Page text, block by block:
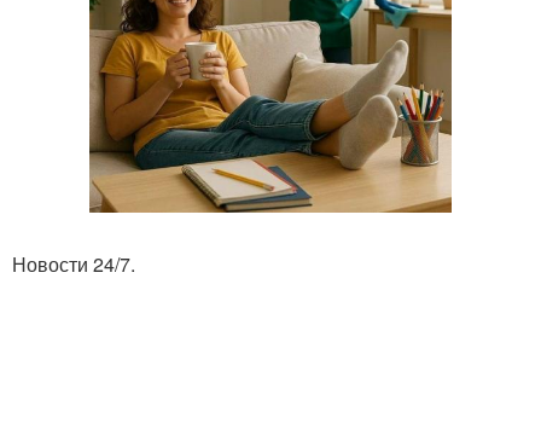
Новости 24/7.